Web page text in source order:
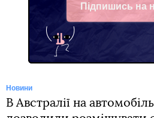
Підпишись на
Facebook
Новини
В Австралії на